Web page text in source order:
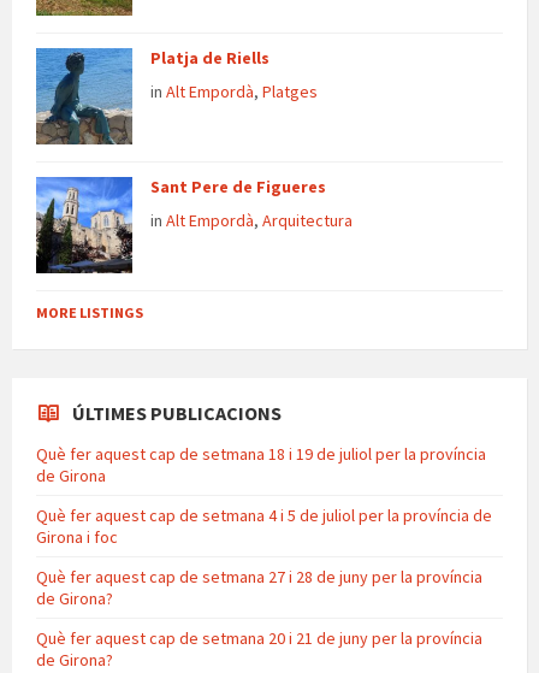
Platja de Riells
in Alt Empordà, Platges
Sant Pere de Figueres
in Alt Empordà, Arquitectura
MORE LISTINGS
ÚLTIMES PUBLICACIONS
Què fer aquest cap de setmana 18 i 19 de juliol per la província
de Girona
Què fer aquest cap de setmana 4 i 5 de juliol per la província de
Girona i foc
Què fer aquest cap de setmana 27 i 28 de juny per la província
de Girona?
Què fer aquest cap de setmana 20 i 21 de juny per la província
de Girona?